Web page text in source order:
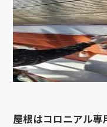
屋根はコロニアル